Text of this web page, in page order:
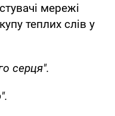
мережі
теплих слів у
серця".